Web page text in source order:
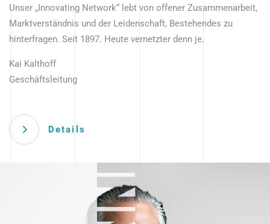
Unser „Innovating Network“ lebt von offener Zusammenarbeit,
Marktverständnis und der Leidenschaft, Bestehendes zu
hinterfragen. Seit 1897. Heute vernetzter denn je.
Kai Kalthoff
Geschäftsleitung
Details